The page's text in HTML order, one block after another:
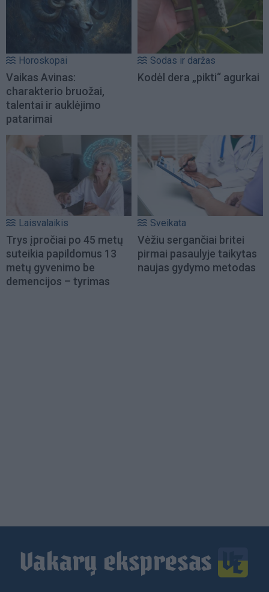
Horoskopai
Vaikas Avinas:
charakterio bruožai,
talentai ir auklėjimo
patarimai
Sodas ir daržas
Kodėl dera „pikti“ agurkai
Laisvalaikis
Trys įpročiai po 45 metų
suteikia papildomus 13
metų gyvenimo be
demencijos – tyrimas
Sveikata
Vėžiu sergančiai britei
pirmai pasaulyje taikytas
naujas gydymo metodas